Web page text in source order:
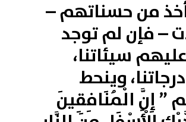
من حسناتهم –
– فإن لم توجد
سيئاتنا،
وينحط
” إِنَّ الْمُنَافِقِينَ